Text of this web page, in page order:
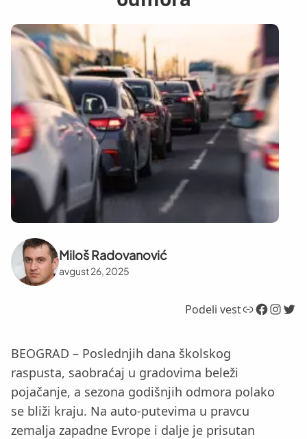
Miloš Radovanović
avgust 26, 2025
Podeli vestLink Facebook InstagramTwitter
BEOGRAD – Poslednjih dana školskog
raspusta, saobraćaj u gradovima beleži
pojačanje, a sezona godišnjih odmora polako
se bliži kraju. Na auto-putevima u pravcu
zemalja zapadne Evrope i dalje je prisutan